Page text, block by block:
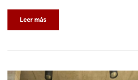
Leer más